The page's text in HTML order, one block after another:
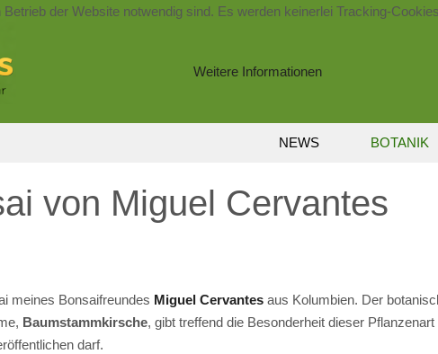
NEWS BOTANIK
von Miguel Cervantes
meines Bonsaifreundes Miguel Cervantes aus Kolumbien. Der
Baumstammkirsche, gibt treffend die Besonderheit dieser
darf.
der Website notwendig sind. Es werden keinerlei Tracking-
Weitere Informationen